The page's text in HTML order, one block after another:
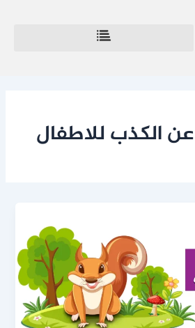
الكذب للاطفال